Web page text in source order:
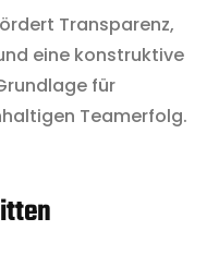
Transparenz,
eine konstruktive
für
Teamerfolg.